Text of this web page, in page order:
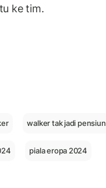
ke tim.
walker tak jadi pensiun
piala eropa 2024